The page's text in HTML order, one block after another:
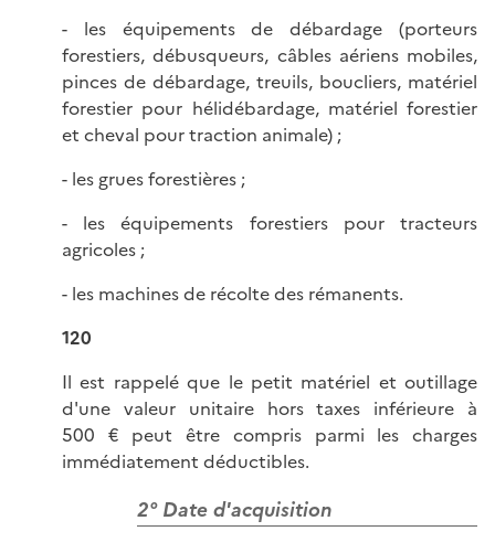
- les équipements de débardage (porteurs
forestiers, débusqueurs, câbles aériens mobiles,
pinces de débardage, treuils, boucliers, matériel
forestier pour hélidébardage, matériel forestier
et cheval pour traction animale) ;
- les grues forestières ;
- les équipements forestiers pour tracteurs
agricoles ;
- les machines de récolte des rémanents.
120
Il est rappelé que le petit matériel et outillage
d'une valeur unitaire hors taxes inférieure à
500 € peut être compris parmi les charges
immédiatement déductibles.
2° Date d'acquisition